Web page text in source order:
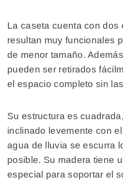
La caseta cuenta con dos
resultan muy funcionales
de menor tamaño.
pueden ser retirados
el espacio completo sin
Su estructura es
inclinado levemente con
agua de lluvia se escurra
posible. Su madera tiene
especial para soportar el